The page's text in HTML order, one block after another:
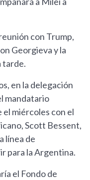
con Trump,
Georgieva y la
tarde.
en la delegación
mandatario
miércoles con el
Scott Bessent,
línea de
para la Argentina.
el Fondo de